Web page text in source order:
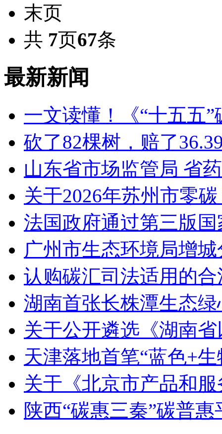
末页
共 7页67条
最新新闻
一文读懂！《“十五五
砍了82棵树，赔了
山东省市场监管局 省
关于2026年苏州市零
法国政府通过第三版
广州市生态环境局增
认购碳汇司法适用的
湖南首张长株潭生态
关于公开遴选《湖南
天津落地首笔“蓝色+
关于《北京市产品和
陕西“碳惠三秦”碳普